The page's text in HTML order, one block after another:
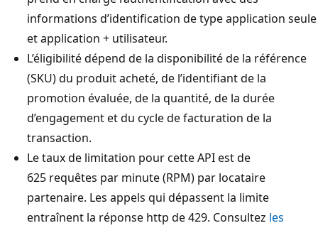
informations d’identification de type application seule
et application + utilisateur.
L’éligibilité dépend de la disponibilité de la référence
(SKU) du produit acheté, de l’identifiant de la
promotion évaluée, de la quantité, de la durée
d’engagement et du cycle de facturation de la
transaction.
Le taux de limitation pour cette API est de
625 requêtes par minute (RPM) par locataire
partenaire. Les appels qui dépassent la limite
entraînent la réponse http de 429. Consultez les